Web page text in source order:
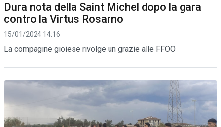
Dura nota della Saint Michel dopo la gara
contro la Virtus Rosarno
15/01/2024 14:16
La compagine gioiese rivolge un grazie alle FFOO